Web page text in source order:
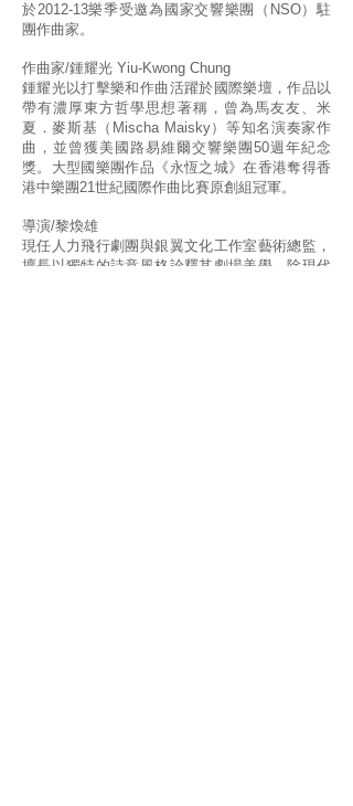
於2012-13樂季受邀為國家交響樂團（NSO）駐
團作曲家。
作曲家/鍾耀光 Yiu-Kwong Chung
鍾耀光以打擊樂和作曲活躍於國際樂壇，作品以
帶有濃厚東方哲學思想著稱，曾為馬友友、米
夏．麥斯基（Mischa Maisky）等知名演奏家作
曲，並曾獲美國路易維爾交響樂團50週年紀念
獎。大型國樂團作品《永恆之城》在香港奪得香
港中樂團21世紀國際作曲比賽原創組冠軍。
導演/黎煥雄
現任人力飛行劇團與銀翼文化工作室藝術總監，
擅長以獨特的詩意風格詮釋其劇場美學，除現代